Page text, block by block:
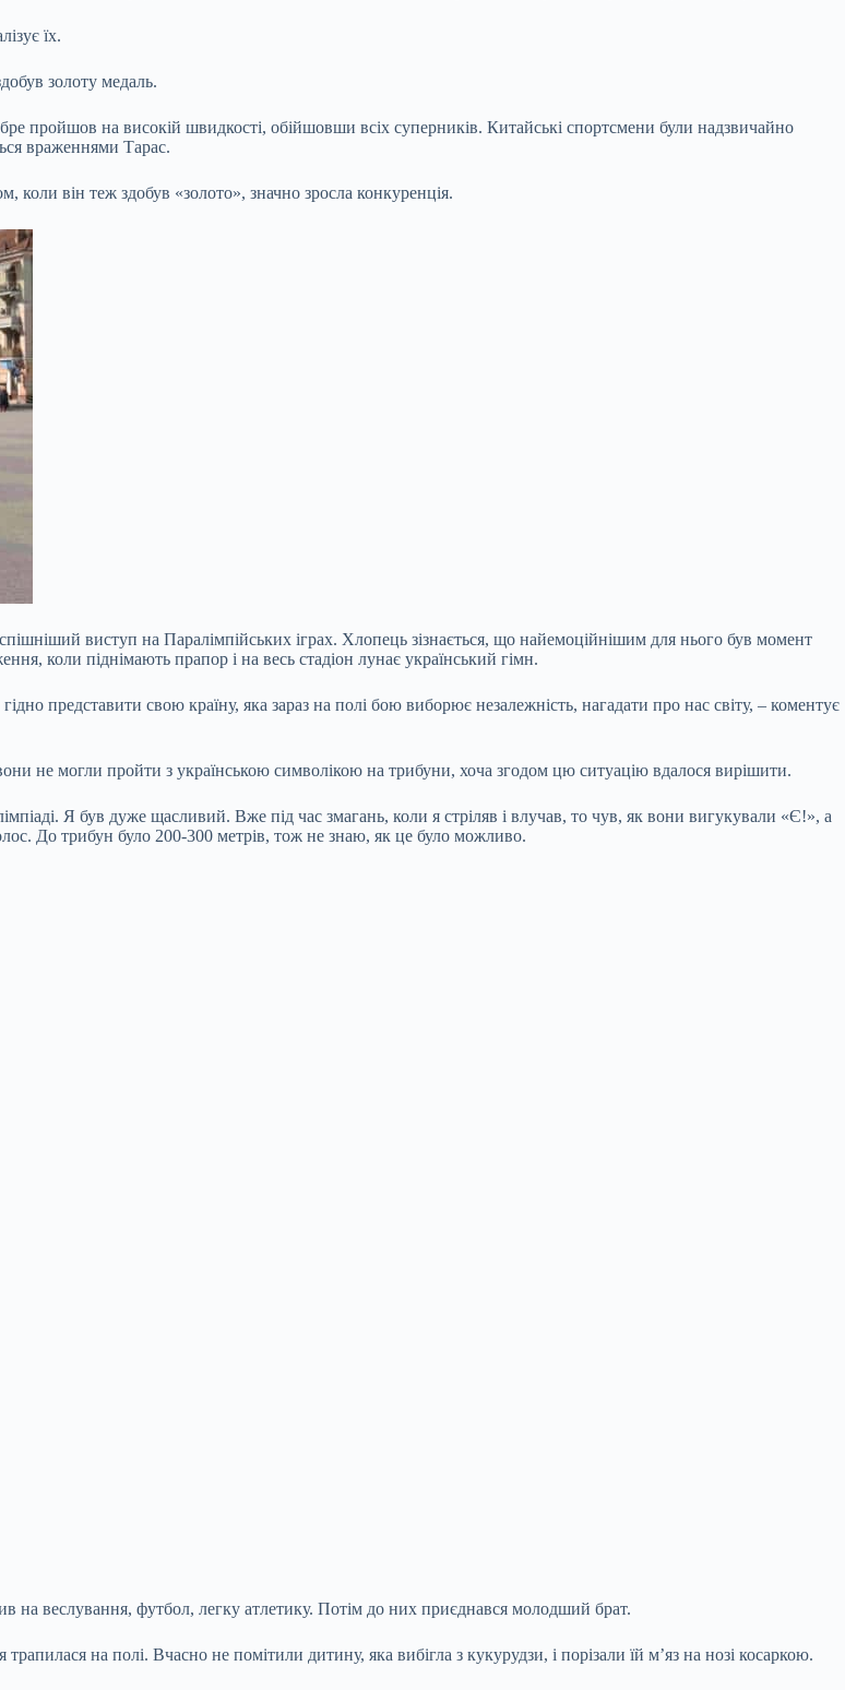
їх.
золоту медаль.
пройшов на високій швидкості, обійшовши всіх суперників. Китайські спортсмени були надзвичайно
враженнями Тарас.
він теж здобув «золото», значно зросла конкуренція.
виступ на Паралімпійських іграх. Хлопець зізнається, що найемоційнішим для нього був момент
коли піднімають прапор і на весь стадіон лунає український гімн.
представити свою країну, яка зараз на полі бою виборює незалежність, нагадати про нас світу, – коментує
не могли пройти з українською символікою на трибуни, хоча згодом цю ситуацію вдалося вирішити.
Я був дуже щасливий. Вже під час змагань, коли я стріляв і влучав, то чув, як вони вигукували «Є!», а
До трибун було 200-300 метрів, тож не знаю, як це було можливо.
на веслування, футбол, легку атлетику. Потім до них приєднався молодший брат.
на полі. Вчасно не помітили дитину, яка вибігла з кукурудзи, і порізали їй м’яз на нозі косаркою.